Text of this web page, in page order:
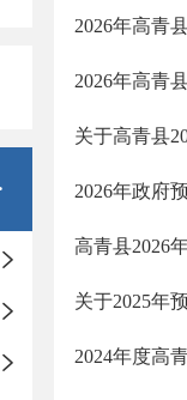
2026年高青
2026年高青
关于高青县
2026年政府
高青县2026
关于2025年
2024年度高